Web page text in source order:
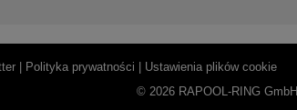
| Polityka prywatności | Ustawienia plików cookie
© 2026 RAPOOL-RING GmbH